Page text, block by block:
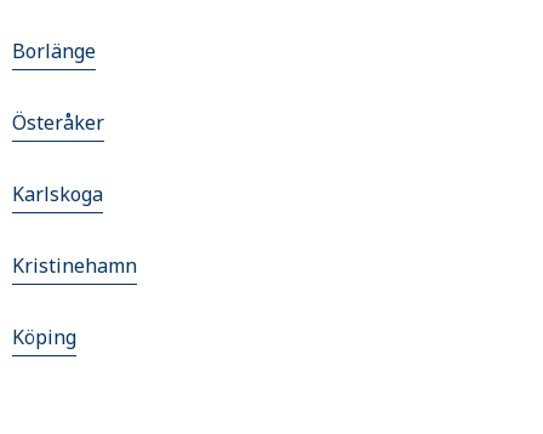
Borlänge
Österåker
Karlskoga
Kristinehamn
Köping